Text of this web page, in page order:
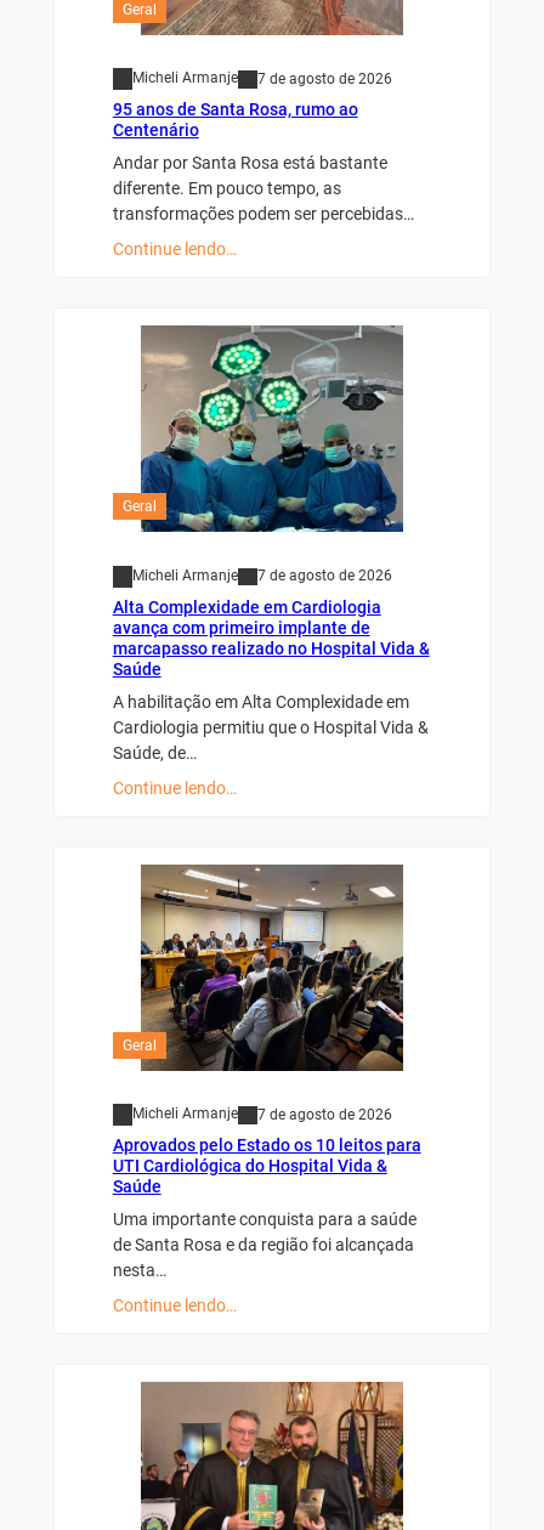
Geral
Micheli Armanje 7 de agosto de 2026
95 anos de Santa Rosa, rumo ao
Centenário
Andar por Santa Rosa está bastante
diferente. Em pouco tempo, as
transformações podem ser percebidas…
Continue lendo…
Geral
Micheli Armanje 7 de agosto de 2026
Alta Complexidade em Cardiologia
avança com primeiro implante de
marcapasso realizado no Hospital Vida &
Saúde
A habilitação em Alta Complexidade em
Cardiologia permitiu que o Hospital Vida &
Saúde, de…
Continue lendo…
Geral
Micheli Armanje 7 de agosto de 2026
Aprovados pelo Estado os 10 leitos para
UTI Cardiológica do Hospital Vida &
Saúde
Uma importante conquista para a saúde
de Santa Rosa e da região foi alcançada
nesta…
Continue lendo…